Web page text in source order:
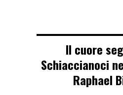
Il cuore
Schiaccianoci
Raphael